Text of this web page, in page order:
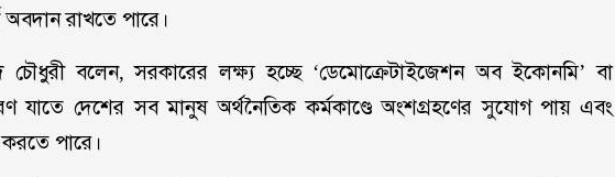
অবদান রাখতে পারে।
বলেন, সরকারের লক্ষ্য হচ্ছে ‘ডেমোক্রেটাইজেশন অব ইকোনমি’ বা
যাতে দেশের সব মানুষ অর্থনৈতিক কর্মকাণ্ডে অংশগ্রহণের সুযোগ পায় এবং
পারে।